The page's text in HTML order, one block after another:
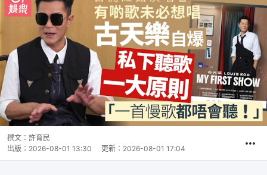
撰文： 許育民
出版： 2026-08-01 13:30 更新： 2026-08-01 17:04